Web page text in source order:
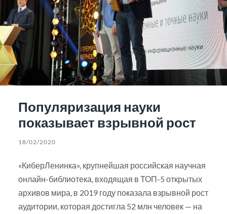
Популяризация науки
показывает взрывной рост
18/02/2020
«КиберЛенинка», крупнейшая российская научная
онлайн-библиотека, входящая в ТОП-5 открытых
архивов мира, в 2019 году показала взрывной рост
аудитории, которая достигла 52 млн человек — на